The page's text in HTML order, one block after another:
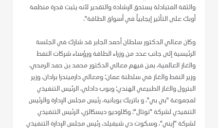
والثقة المتبادلة يستحق الإشادة والتقدير لأنه يثبت قدرة منظمة
أوبك على التأثير إيجابياً في أسواق الطاقة".
وكان معالي الدكتور سلطان أحمد الجابر قد شارك في الجلسة
الرئيسية إلى جانب عدد من وزراء الطاقة ورؤساء شركات النفط
والغاز العالمية، بمن فيهم معالي الدكتور محمد بن حمد الرمحي،
وزير النفط والغاز في سلطنة عمان؛ ومعالي دارميندرا برادان، وزير
البترول والغاز الطبيعي الهندي؛ وبوب دادلي، الرئيس التنفيذي
لمجموعة "بي بي"، و باتريك بويانيه، رئيس مجلس الإدارة والرئيس
التنفيذي لشركة "توتال"؛ وكلاوديو ديسكالزي، الرئيس التنفيذي
لشركة "إيني"، وسكوت دي شيفيلد، رئيس مجلس الإدارة التنفيذي